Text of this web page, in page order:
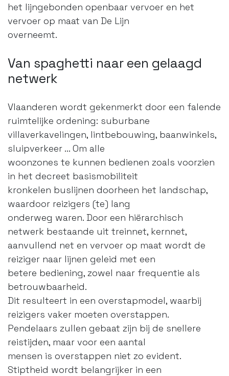
het lijngebonden openbaar vervoer en het
vervoer op maat van De Lijn
overneemt.
Van spaghetti naar een gelaagd
netwerk
Vlaanderen wordt gekenmerkt door een falende
ruimtelijke ordening: suburbane
villaverkavelingen, lintbebouwing, baanwinkels,
sluipverkeer ... Om alle
woonzones te kunnen bedienen zoals voorzien
in het decreet basismobiliteit
kronkelen buslijnen doorheen het landschap,
waardoor reizigers (te) lang
onderweg waren. Door een hiërarchisch
netwerk bestaande uit treinnet, kernnet,
aanvullend net en vervoer op maat wordt de
reiziger naar lijnen geleid met een
betere bediening, zowel naar frequentie als
betrouwbaarheid.
Dit resulteert in een overstapmodel, waarbij
reizigers vaker moeten overstappen.
Pendelaars zullen gebaat zijn bij de snellere
reistijden, maar voor een aantal
mensen is overstappen niet zo evident.
Stiptheid wordt belangrijker in een